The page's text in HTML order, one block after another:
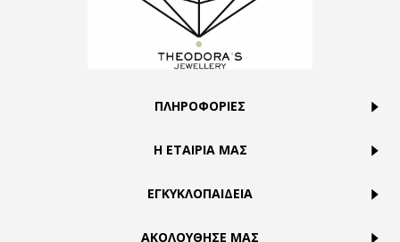
ΠΛΗΡΟΦΟΡΙΕΣ
Η ΕΤΑΙΡΙΑ ΜΑΣ
ΕΓΚΥΚΛΟΠΑΙΔΕΙΑ
ΑΚΟΛΟΥΘΗΣΕ ΜΑΣ